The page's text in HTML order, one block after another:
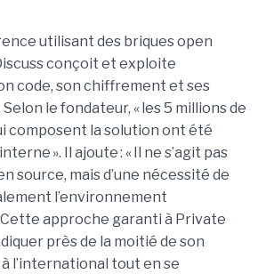
utilisant des briques open
conçoit et exploite
code, son chiffrement et ses
le fondateur, « les 5 millions de
composent la solution ont été
». Il ajoute : « Il ne s’agit pas
source, mais d’une nécessité de
l’environnement
approche garanti à Private
près de la moitié de son
l’international tout en se